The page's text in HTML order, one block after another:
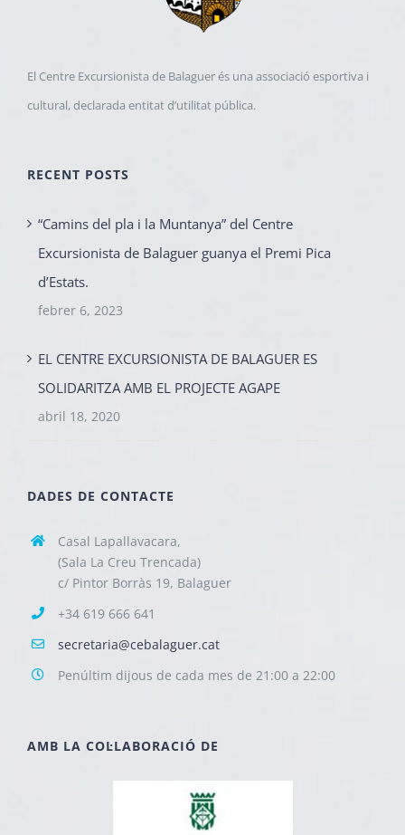
El Centre Excursionista de Balaguer és una associació esportiva i
cultural, declarada entitat d’utilitat pública.
RECENT POSTS
“Camins del pla i la Muntanya” del Centre
Excursionista de Balaguer guanya el Premi Pica
d’Estats.
febrer 6, 2023
EL CENTRE EXCURSIONISTA DE BALAGUER ES
SOLIDARITZA AMB EL PROJECTE AGAPE
abril 18, 2020
DADES DE CONTACTE
Casal Lapallavacara,
(Sala La Creu Trencada)
c/ Pintor Borràs 19, Balaguer
+34 619 666 641
secretaria@cebalaguer.cat
Penúltim dijous de cada mes de 21:00 a 22:00
AMB LA COL·LABORACIÓ DE